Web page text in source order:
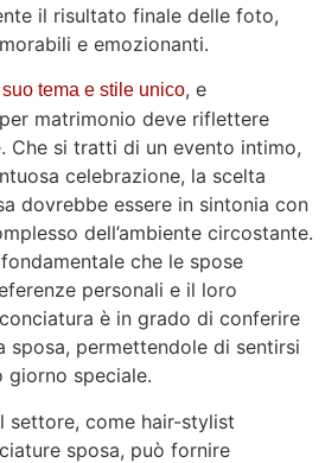
il risultato finale delle foto,
e emozionanti.
tema e stile unico, e
matrimonio deve riflettere
Che si tratti di un evento intimo,
celebrazione, la scelta
dovrebbe essere in sintonia con
dell’ambiente circostante.
che le spose
personali e il loro
è in grado di conferire
sposa, permettendole di sentirsi
giorno speciale.
settore, come hair-stylist
sposa, può fornire